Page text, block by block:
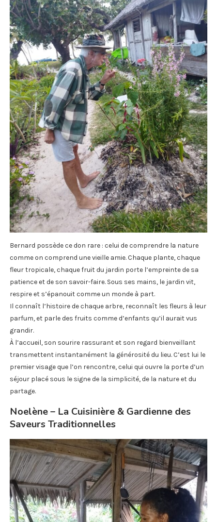
Bernard possède ce don rare : celui de comprendre la nature
comme on comprend une vieille amie. Chaque plante, chaque
fleur tropicale, chaque fruit du jardin porte l’empreinte de sa
patience et de son savoir-faire. Sous ses mains, le jardin vit,
respire et s’épanouit comme un monde à part.
Il connaît l’histoire de chaque arbre, reconnaît les fleurs à leur
parfum, et parle des fruits comme d’enfants qu’il aurait vus
grandir.
À l’accueil, son sourire rassurant et son regard bienveillant
transmettent instantanément la générosité du lieu. C’est lui le
premier visage que l’on rencontre, celui qui ouvre la porte d’un
séjour placé sous le signe de la simplicité, de la nature et du
partage.
Noelène – La Cuisinière & Gardienne des
Saveurs Traditionnelles